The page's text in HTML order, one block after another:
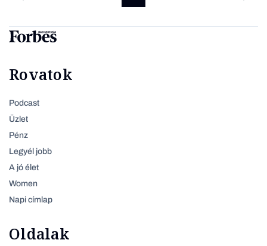
Rovatok
Podcast
Üzlet
Pénz
Legyél jobb
A jó élet
Women
Napi címlap
Oldalak